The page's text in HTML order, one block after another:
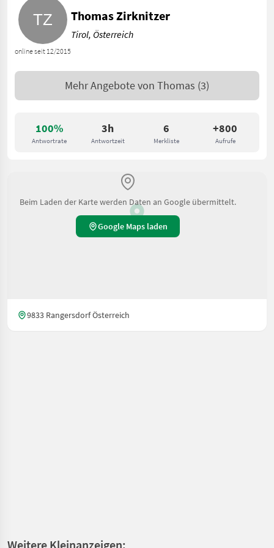
100%
Antwortrate
3h
Antwortzeit
6
Merkliste
+800
Aufrufe
online seit 12/2015
Thomas Zirknitzer
Tirol, Österreich
Mehr Angebote von Thomas (3)
Beim Laden der Karte werden Daten an Google übermittelt.
Google Maps laden
9833 Rangersdorf Österreich
Weitere Kleinanzeigen: